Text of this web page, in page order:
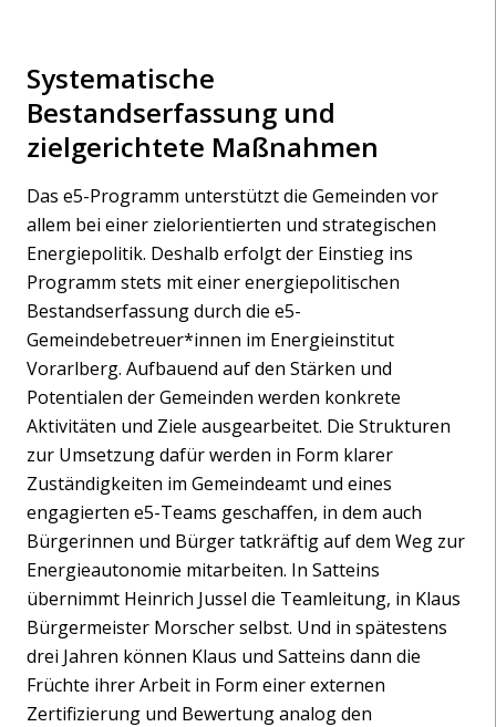
Systematische
Bestandserfassung und
zielgerichtete Maßnahmen
Das e5-Programm unterstützt die Gemeinden vor
allem bei einer zielorientierten und strategischen
Energiepolitik. Deshalb erfolgt der Einstieg ins
Programm stets mit einer energiepolitischen
Bestandserfassung durch die e5-
Gemeindebetreuer*innen im Energieinstitut
Vorarlberg. Aufbauend auf den Stärken und
Potentialen der Gemeinden werden konkrete
Aktivitäten und Ziele ausgearbeitet. Die Strukturen
zur Umsetzung dafür werden in Form klarer
Zuständigkeiten im Gemeindeamt und eines
engagierten e5-Teams geschaffen, in dem auch
Bürgerinnen und Bürger tatkräftig auf dem Weg zur
Energieautonomie mitarbeiten. In Satteins
übernimmt Heinrich Jussel die Teamleitung, in Klaus
Bürgermeister Morscher selbst. Und in spätestens
drei Jahren können Klaus und Satteins dann die
Früchte ihrer Arbeit in Form einer externen
Zertifizierung und Bewertung analog den